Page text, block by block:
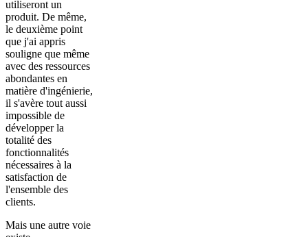
utiliseront un
produit. De même,
le deuxième point
que j'ai appris
souligne que même
avec des ressources
abondantes en
matière d'ingénierie,
il s'avère tout aussi
impossible de
développer la
totalité des
fonctionnalités
nécessaires à la
satisfaction de
l'ensemble des
clients.
Mais une autre voie